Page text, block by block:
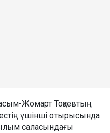
Жомарт Тоқаевтың
үшінші отырысында
саласындағы